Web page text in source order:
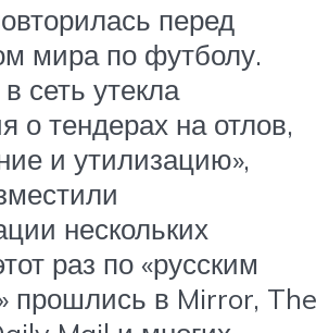
перед
мира по футболу.
сеть утекла
о тендерах на отлов,
и утилизацию»,
нескольких
раз по «русским
прошлись в Mirror, The